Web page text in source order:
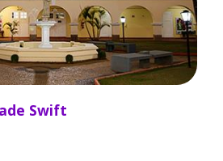
Swift